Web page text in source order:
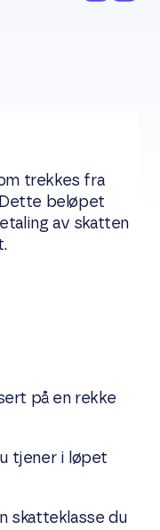
trekkes fra
beløpet
av skatten
på en rekke
tjener i løpet
skatteklasse du